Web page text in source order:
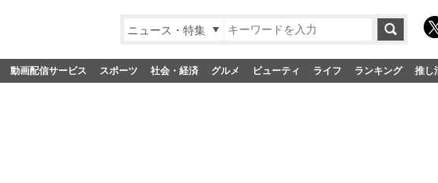
ニュース・特集
動画配信サービス スポーツ 社会・経済 グルメ ビューティ ライフ ランキング 推し